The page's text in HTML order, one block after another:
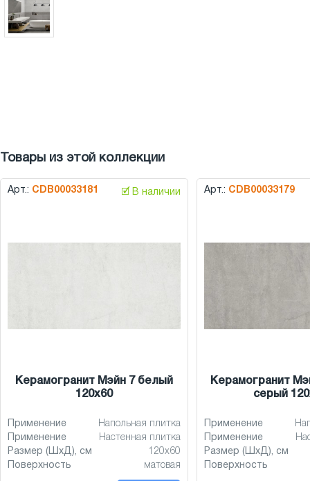
Товары из этой коллекции
Арт.: CDB00033181 🗹 В наличии
Керамогранит Мэйн 7 белый
120x60
Применение
Напольная плитка
Применение
Настенная плитка
Размер (ШхД), см
120x60
Поверхность
матовая
Арт.: CDB00033179
Керамогранит
серый
Применение
Применение
Размер (ШхД), см
Поверхность